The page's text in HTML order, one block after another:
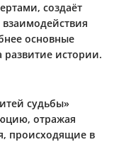
создаёт
основные
истории.
судьбы»
отражая
происходящие в